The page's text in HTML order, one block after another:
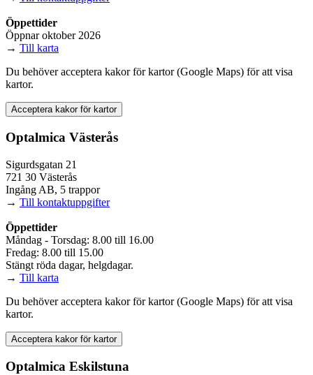
Öppettider
Öppnar oktober 2026
→ Till karta
Du behöver acceptera kakor för kartor (Google Maps) för att visa
kartor.
Acceptera kakor för kartor
Optalmica Västerås
Sigurdsgatan 21
721 30 Västerås
Ingång AB, 5 trappor
→ Till kontaktuppgifter
Öppettider
Måndag - Torsdag: 8.00 till 16.00
Fredag: 8.00 till 15.00
Stängt röda dagar, helgdagar.
→ Till karta
Du behöver acceptera kakor för kartor (Google Maps) för att visa
kartor.
Acceptera kakor för kartor
Optalmica Eskilstuna